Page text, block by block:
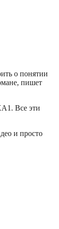
о понятии
пишет
Все эти
и просто